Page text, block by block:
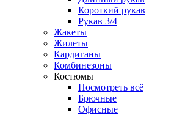
Короткий рукав
Рукав 3/4
Жакеты
Жилеты
Кардиганы
Комбинезоны
Костюмы
Посмотреть всё
Брючные
Офисные